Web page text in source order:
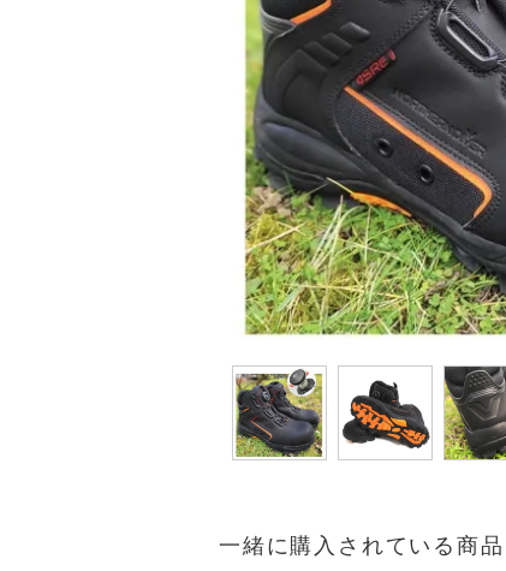
一緒に購入されている商品